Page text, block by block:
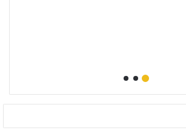
تدمر بشرتك دون أن تشعري